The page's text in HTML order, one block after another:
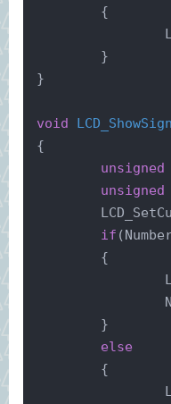
	{
	}
}
void
{
unsigned
unsigned
if
	{
	}
else
	{